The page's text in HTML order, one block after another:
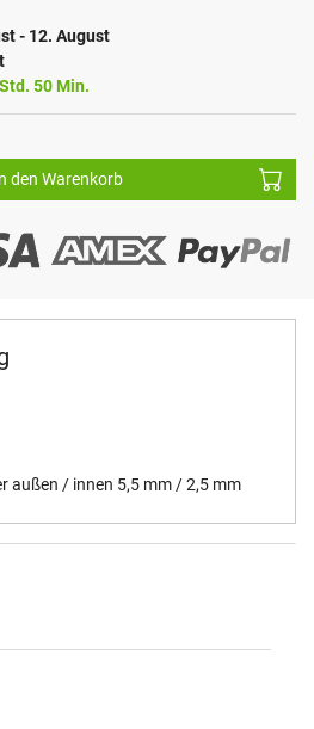
außen / innen 5,5 mm / 2,5 mm
- 12. August
50 Min.
den Warenkorb